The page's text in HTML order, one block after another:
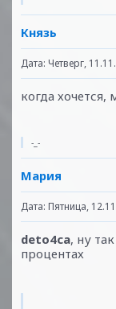
Князь
Дата: Четверг,
когда хочется,
-_-
Мария
Дата: Пятница,
deto4ca, ну
процентах